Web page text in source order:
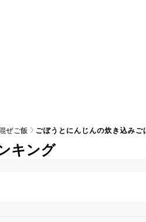
ぜご飯 ごぼうとにんじんの炊き込みご
キング